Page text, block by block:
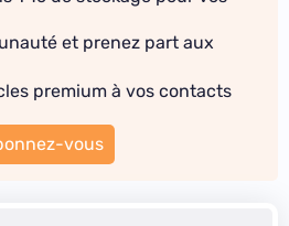
et prenez part aux
premium à vos contacts
vous